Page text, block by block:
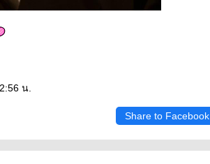
น.
Share to Facebook